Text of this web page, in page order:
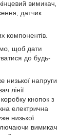
вимикач,
датчик
компонентів.
щоб дати
до будь-
низької напруги
лінії
кнопок з
електрична
низької
вимикач